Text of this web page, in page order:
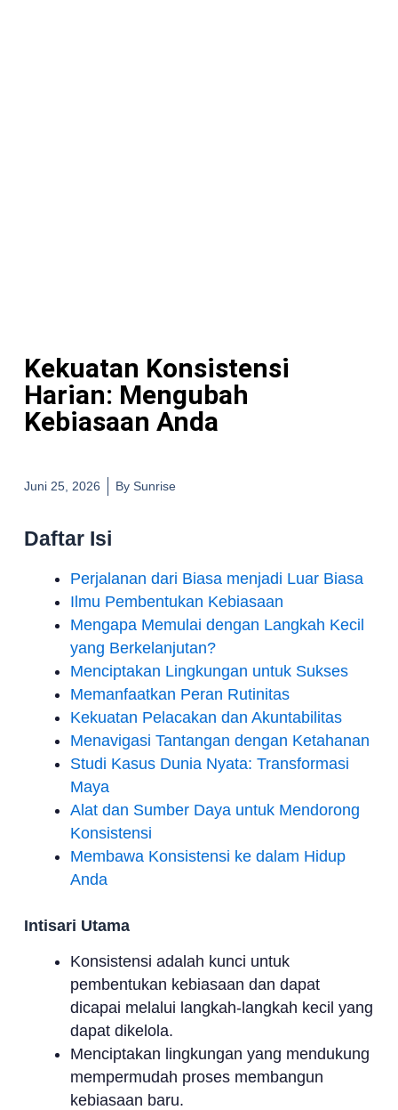
Kekuatan Konsistensi
Harian: Mengubah
Kebiasaan Anda
Juni 25, 2026 BySunrise
Daftar Isi
Perjalanan dari Biasa menjadi Luar Biasa
Ilmu Pembentukan Kebiasaan
Mengapa Memulai dengan Langkah Kecil
yang Berkelanjutan?
Menciptakan Lingkungan untuk Sukses
Memanfaatkan Peran Rutinitas
Kekuatan Pelacakan dan Akuntabilitas
Menavigasi Tantangan dengan Ketahanan
Studi Kasus Dunia Nyata: Transformasi
Maya
Alat dan Sumber Daya untuk Mendorong
Konsistensi
Membawa Konsistensi ke dalam Hidup
Anda
Intisari Utama
Konsistensi adalah kunci untuk
pembentukan kebiasaan dan dapat
dicapai melalui langkah-langkah kecil yang
dapat dikelola.
Menciptakan lingkungan yang mendukung
mempermudah proses membangun
kebiasaan baru.